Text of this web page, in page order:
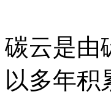
碳云是由
以多年积